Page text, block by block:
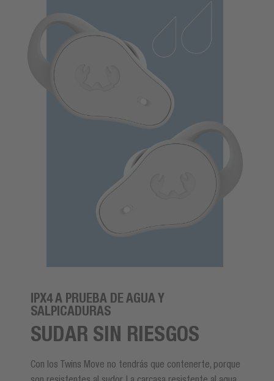
IPX4 A PRUEBA DE AGUA Y
SALPICADURAS
SUDAR SIN RIESGOS
Con los Twins Move no tendrás que contenerte, porque